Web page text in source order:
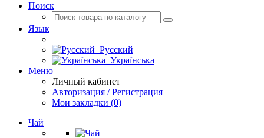
Поиск
Язык
Русский
Українська
Меню
Личный кабинет
Авторизация / Регистрация
Мои закладки (0)
Чай